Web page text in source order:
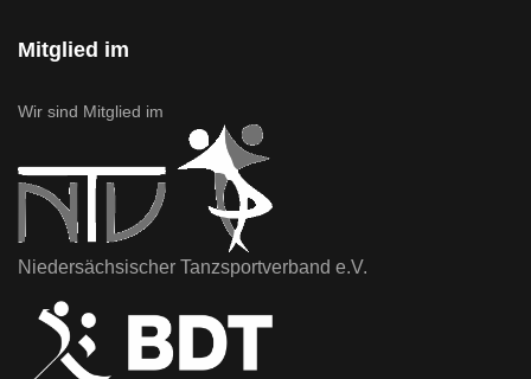
Mitglied im
Wir sind Mitglied im
Niedersächsischer Tanzsportverband e.V.